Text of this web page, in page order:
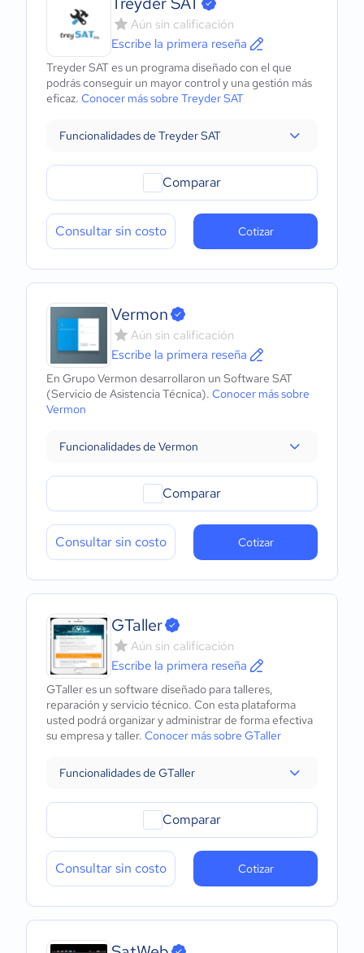
Aún sin calificación
Escribe la primera reseña
Treyder SAT es un programa diseñado con el que
podrás conseguir un mayor control y una gestión más
eficaz. Conocer más sobre Treyder SAT
Funcionalidades de Treyder SAT
Comparar
Consultar sin costo Cotizar
Vermon
Aún sin calificación
Escribe la primera reseña
En Grupo Vermon desarrollaron un Software SAT
(Servicio de Asistencia Técnica). Conocer más sobre
Vermon
Funcionalidades de Vermon
Comparar
Consultar sin costo Cotizar
GTaller
Aún sin calificación
Escribe la primera reseña
GTaller es un software diseñado para talleres,
reparación y servicio técnico. Con esta plataforma
usted podrá organizar y administrar de forma efectiva
su empresa y taller. Conocer más sobre GTaller
Funcionalidades de GTaller
Comparar
Consultar sin costo Cotizar